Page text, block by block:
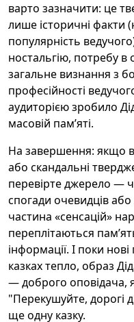
варто зазначити: це
лише історичні факти
популярність
ностальгію, потребу в
загальне визнання з
професійності
аудиторією зробило
масовій пам’яті.
На завершення: якщо
або скандальні
перевірте джерело —
спогади очевидців
частина «сенсацій»
переплітаються
інформації. І поки
казках тепло, образ
— доброго оповідача,
"Перекушуйте, дорогі
ще одну казку.